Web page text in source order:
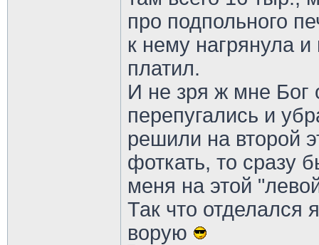
про подпольного
к нему нагрянула
платил.
И не зря ж мне Бог
перепугались и
решили на второй
фоткать, то сразу
меня на этой
Так что отделался
ворую